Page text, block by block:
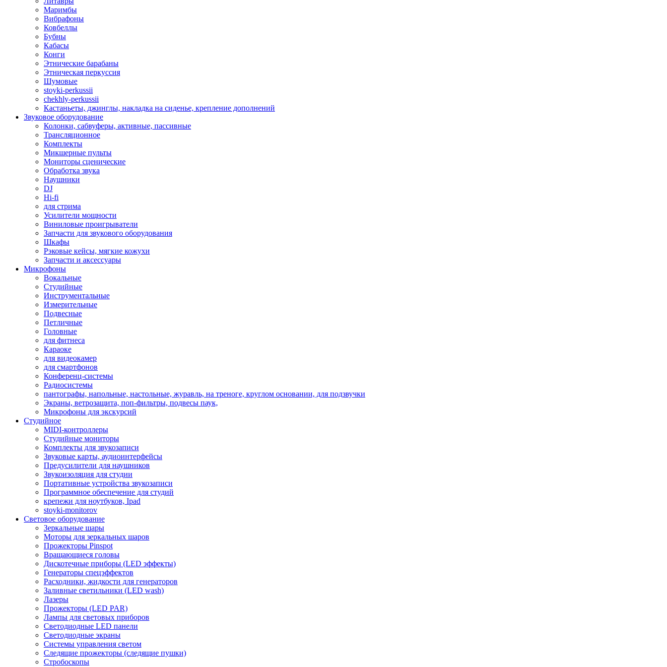
Маримбы
Вибрафоны
Ковбеллы
Бубны
Кабасы
Конги
Этнические барабаны
Этническая перкуссия
Шумовые
stoyki-perkussii
chekhly-perkussii
Кастаньеты, джинглы, накладка на сиденье, крепление дополнений
Звуковое оборудование
Колонки, сабвуферы, активные, пассивные
Трансляционное
Комплекты
Микшерные пульты
Мониторы сценические
Обработка звука
Наушники
DJ
Hi-fi
для стрима
Усилители мощности
Виниловые проигрыватели
Запчасти для звукового оборудования
Шкафы
Рэковые кейсы, мягкие кожухи
Запчасти и аксессуары
Микрофоны
Вокальные
Студийные
Инструментальные
Измерительные
Подвесные
Петличные
Головные
для фитнеса
Караоке
для видеокамер
для смартфонов
Конференц-системы
Радиосистемы
пантографы, напольные, настольные, журавль, на треноге, круглом основании, для подзвучки
Экраны, ветрозащита, поп-фильтры, подвесы паук,
Микрофоны для экскурсий
Студийное
MIDI-контроллеры
Студийные мониторы
Комплекты для звукозаписи
Звуковые карты, аудиоинтерфейсы
Предусилители для наушников
Звукоизоляция для студии
Портативные устройства звукозаписи
Программное обеспечение для студий
крепежи для ноутбуков, Ipad
stoyki-monitorov
Световое оборудование
Зеркальные шары
Моторы для зеркальных шаров
Прожекторы Pinspot
Вращающиеся головы
Дискотечные приборы (LED эффекты)
Генераторы спецэффектов
Расходники, жидкости для генераторов
Заливные светильники (LED wash)
Лазеры
Прожекторы (LED PAR)
Лампы для световых приборов
Светодиодные LED панели
Светодиодные экраны
Системы управления светом
Следящие прожекторы (следящие пушки)
Стробоскопы